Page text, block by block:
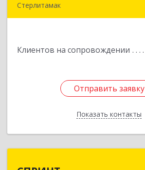
Стерлитамак
Клиентов на сопровождении
Отправить заявку
Показать контакты
Отправить заявку
Назад